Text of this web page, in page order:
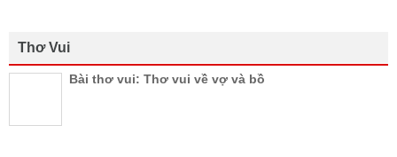
Thơ Vui
Bài thơ vui: Thơ vui về vợ và bồ